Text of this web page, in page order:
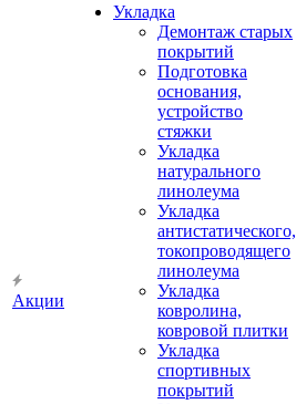
Акции
Укладка
Демонтаж старых
покрытий
Подготовка
основания,
устройство
стяжки
Укладка
натурального
линолеума
Укладка
антистатического,
токопроводящего
линолеума
Укладка
ковролина,
ковровой плитки
Укладка
спортивных
покрытий